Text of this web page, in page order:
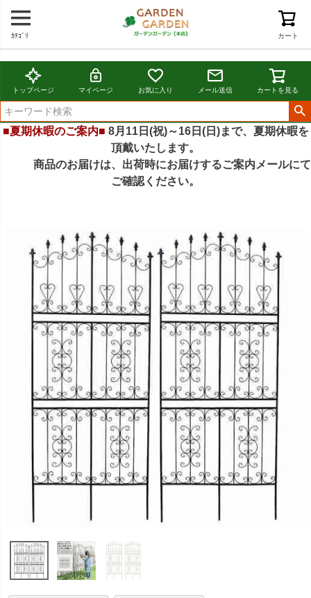
カート
ｶﾃｺﾞﾘ
トップページ マイページ お気に入り メール送信 カートを見る
■夏期休暇のご案内■ 8月11日(祝)～16日(日)まで、夏期休暇を
頂戴いたします。
商品のお届けは、出荷時にお届けするご案内メールにて
ご確認ください。